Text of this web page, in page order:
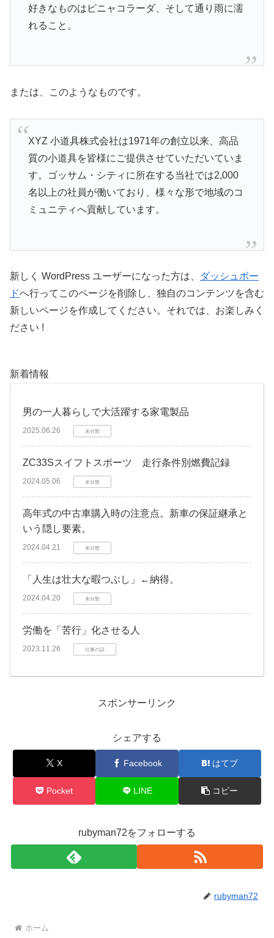
好きなものはピニャコラーダ、そして通り雨に濡
れること。
または、このようなものです。
XYZ 小道具株式会社は1971年の創立以来、高品
質の小道具を皆様にご提供させていただいていま
す。ゴッサム・シティに所在する当社では2,000
名以上の社員が働いており、様々な形で地域のコ
ミュニティへ貢献しています。
新しく WordPress ユーザーになった方は、
ダッシュボー
ドへ行ってこのページを削除し、独自のコンテンツを含む
新しいページを作成してください。それでは、お楽しみく
ださい !
新着情報
男の一人暮らしで大活躍する家電製品
2025.06.26 未分類
ZC33Sスイフトスポーツ 走行条件別燃費記録
2024.05.06 未分類
高年式の中古車購入時の注意点。新車の保証継承と
いう隠し要素。
2024.04.21 未分類
「人生は壮大な暇つぶし」←納得。
2024.04.20 未分類
労働を「苦行」化させる人
2023.11.26 仕事の話
スポンサーリンク
シェアする
X Facebook はてブ
Pocket LINE コピー
rubyman72をフォローする
rubyman72
ホーム